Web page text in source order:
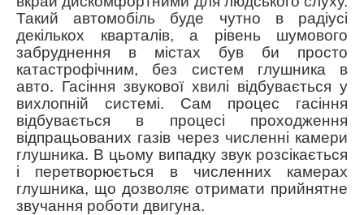
Такий автомобіль буде чутно в радіусі
декількох кварталів, а рівень шумового
забруднення в містах був би просто
катастрофічним, без систем глушника в
авто. Гасіння звукової хвилі відбувається у
вихлопній системі. Сам процес гасіння
відбувається в процесі проходження
відпрацьованих газів через численні камери
глушника. В цьому випадку звук розсікається
і перетворюється в численних камерах
глушника, що дозволяє отримати прийнятне
звучання роботи двигуна.